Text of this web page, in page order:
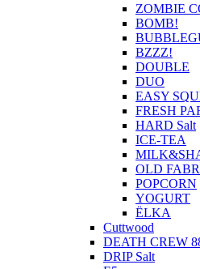
ZOMBIE
BOMB!
BZZZ!
DOUBLE
DUO
EASY
FRESH
HARD Salt
ICE-TEA
OLD
POPCORN
YOGURT
ЁLKA
Cuttwood
DEATH CREW
DRIP Salt